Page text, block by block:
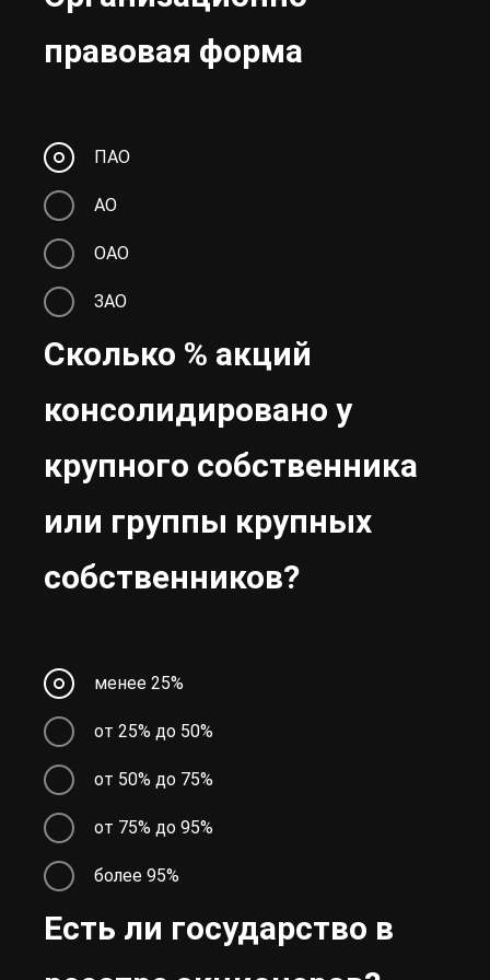
правовая форма
ПАО
АО
ОАО
ЗАО
Сколько % акций
консолидировано у
крупного собственника
или группы крупных
собственников?
менее 25%
от 25% до 50%
от 50% до 75%
от 75% до 95%
более 95%
Есть ли государство в